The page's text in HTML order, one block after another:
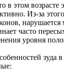
в этом возрасте
Из-за
нарушается
часто
уровня
зуда